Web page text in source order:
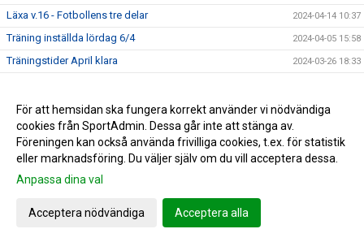
Läxa v.16 - Fotbollens tre delar 2024-04-14 10:37
Träning inställda lördag 6/4 2024-04-05 15:58
Träningstider April klara 2024-03-26 18:33
Välkomna till Föräldramöte HBK P16 inför säsongen 2024 -
Söndagen den 24 mars kl 18:00
Gå till Webbversion
För att hemsidan ska fungera korrekt använder vi nödvändiga
cookies från SportAdmin. Dessa går inte att stänga av.
Föreningen kan också använda frivilliga cookies, t.ex. för statistik
eller marknadsföring. Du väljer själv om du vill acceptera dessa.
Anpassa dina val
Acceptera nödvändiga Acceptera alla